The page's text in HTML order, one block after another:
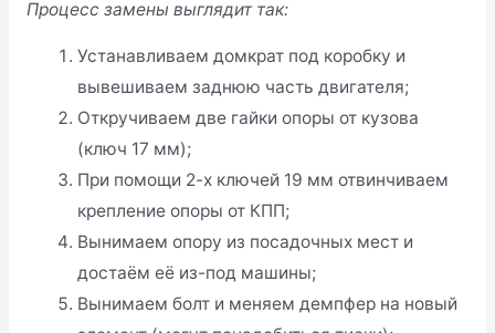
Процесс замены выглядит так:
Устанавливаем домкрат под коробку и
вывешиваем заднюю часть двигателя;
Откручиваем две гайки опоры от кузова
(ключ 17 мм);
При помощи 2-х ключей 19 мм отвинчиваем
крепление опоры от КПП;
Вынимаем опору из посадочных мест и
достаём её из-под машины;
Вынимаем болт и меняем демпфер на новый